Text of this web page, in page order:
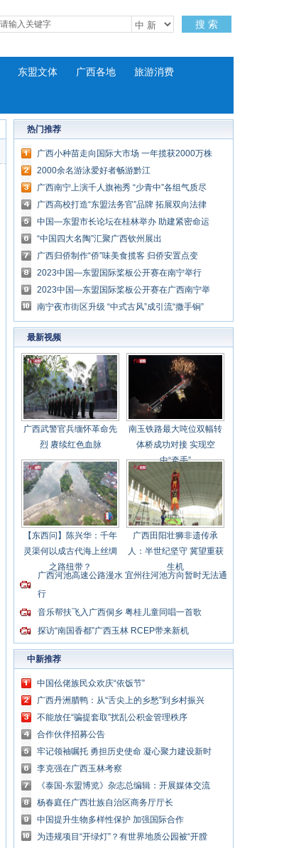
搜 索
东盟文体 广西各地 旅游消费
热门推荐
广西小种苗走向国际大市场 一年揽获2000万株
外贸订单
2000余名游泳爱好者畅游黔江
广西南宁上演千人旗袍秀 “少青中”各组气质尽
显
广西高校打造“东盟法务官”品牌 拓展双向法律
服务
中国—东盟市长论坛在桂林举办 助建紧密命运
共同体
“中国四大名陶”汇聚广西钦州展出
广西归侨制作“侨”味美食揽客 归侨安置点变
身“亿元村”
2023中国—东盟国际桨板公开赛在南宁举行
2023中国—东盟国际桨板公开赛在广西南宁举
行
南宁夜市街区升级 “中式古风”成引流“撒手锏”
最新视频
广西武警官兵缅怀革命先
烈 赓续红色血脉
南玉铁路最大吨位双幅转
体桥成功对接 实现空
中“牵手”
【东西问】陈兴华：千年
灵渠何以成古代海上丝绸
之路纽带？
广西田阳壮狮非遗传承
人：半世纪坚守 冀望重获
生机
广西河池高速公路漫水 宜州往河池方向暂时无法通
行
音乐帮扶飞入广西侗乡 粤桂儿童同唱一首歌
探访“南国香都”广西玉林 RCEP带来新机
中新推荐
中国仫佬族民众欢庆“依饭节”
广西丹洲腊鸭：从“舌尖上的乡愁”到乡村振兴
的“利器”
不能放任“骗提套取”扰乱公积金管理秩序
合作伙伴招募公告
牢记领袖嘱托 勇担历史使命 凝心聚力建设新时
代中国特色社会主义壮美广西
李克强在广西玉林考察
《泰国-东盟博览》杂志总编辑：开展媒体交流
讲好中国与东盟合作故事
杨春庭任广西壮族自治区商务厅厅长
中国提升生物多样性保护 加强国际合作
为违规项目“开绿灯”？有世界地质公园被“开膛